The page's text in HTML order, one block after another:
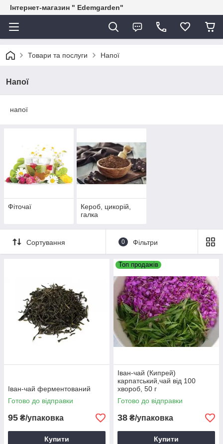
Інтернет-магазин " Edemgarden"
Товари та послуги Напої
Напої
напої
Фіточаї
Кероб, цикорій,
галка
Сортування 0 Фільтри
Іван-чай ферментований
Готово до відправки
95 ₴/упаковка
Купити
Топ продажів
Іван-чай (Кипрей)
карпатський,чай від 100
хвороб, 50 г
Готово до відправки
38 ₴/упаковка
Купити